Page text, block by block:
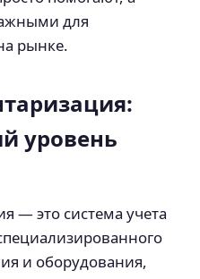
для
рынке.
уровень
— это система учета
и оборудования,